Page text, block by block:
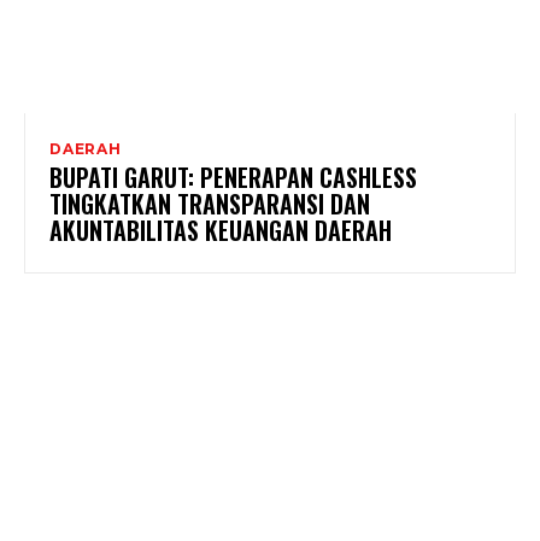
DAERAH
BUPATI GARUT: PENERAPAN CASHLESS
TINGKATKAN TRANSPARANSI DAN
AKUNTABILITAS KEUANGAN DAERAH